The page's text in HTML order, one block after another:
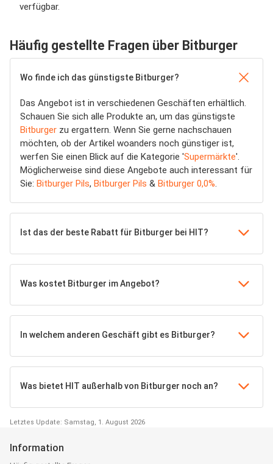
verfügbar.
Häufig gestellte Fragen über Bitburger
Wo finde ich das günstigste Bitburger?
Das Angebot ist in verschiedenen Geschäften erhältlich.
Schauen Sie sich alle Produkte an, um das günstigste
Bitburger zu ergattern. Wenn Sie gerne nachschauen
möchten, ob der Artikel woanders noch günstiger ist,
werfen Sie einen Blick auf die Kategorie 'Supermärkte'.
Möglicherweise sind diese Angebote auch interessant für
Sie: Bitburger Pils, Bitburger Pils & Bitburger 0,0%.
Ist das der beste Rabatt für Bitburger bei HIT?
Was kostet Bitburger im Angebot?
In welchem anderen Geschäft gibt es Bitburger?
Was bietet HIT außerhalb von Bitburger noch an?
Letztes Update: Samstag, 1. August 2026
Information